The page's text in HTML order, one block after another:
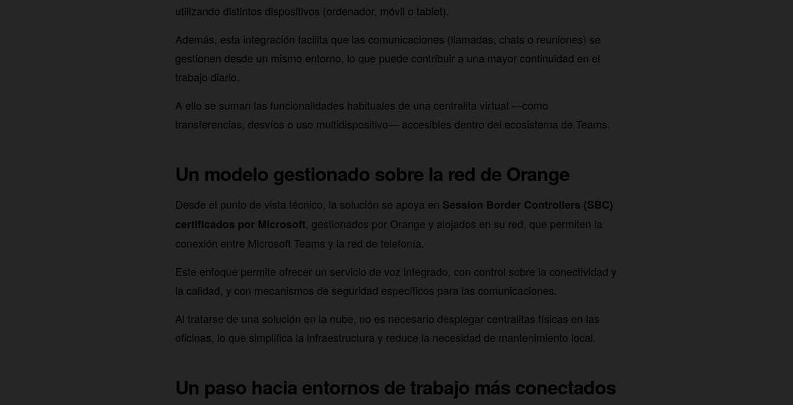
utilizando distintos dispositivos (ordenador, móvil o tablet).
Además, esta integración facilita que las comunicaciones (llamadas, chats o reuniones) se
gestionen desde un mismo entorno, lo que puede contribuir a una mayor continuidad en el
trabajo diario.
A ello se suman las funcionalidades habituales de una centralita virtual —como
transferencias, desvíos o uso multidispositivo— accesibles dentro del ecosistema de Teams.
Un modelo gestionado sobre la red de Orange
Desde el punto de vista técnico, la solución se apoya en Session Border Controllers (SBC)
certificados por Microsoft, gestionados por Orange y alojados en su red, que permiten la
conexión entre Microsoft Teams y la red de telefonía.
Este enfoque permite ofrecer un servicio de voz integrado, con control sobre la conectividad y
la calidad, y con mecanismos de seguridad específicos para las comunicaciones.
Al tratarse de una solución en la nube, no es necesario desplegar centralitas físicas en las
oficinas, lo que simplifica la infraestructura y reduce la necesidad de mantenimiento local.
Un paso hacia entornos de trabajo más conectados